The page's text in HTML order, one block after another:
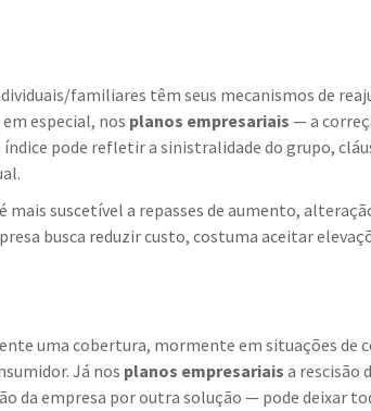
familiares têm seus mecanismos de
especial, nos planos empresariais — a
pode refletir a sinistralidade do grupo,
suscetível a repasses de aumento,
busca reduzir custo, costuma aceitar
uma cobertura, mormente em situações de
Já nos planos empresariais a rescisão
da empresa por outra solução — pode deixar